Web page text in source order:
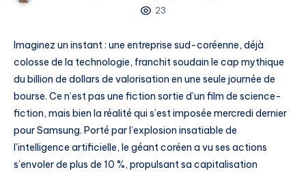
23
Imaginez un instant : une entreprise sud-coréenne, déjà
colosse de la technologie, franchit soudain le cap mythique
du billion de dollars de valorisation en une seule journée de
bourse. Ce n’est pas une fiction sortie d’un film de science-
fiction, mais bien la réalité qui s’est imposée mercredi dernier
pour Samsung. Porté par l’explosion insatiable de
l’intelligence artificielle, le géant coréen a vu ses actions
s’envoler de plus de 10 %, propulsant sa capitalisation